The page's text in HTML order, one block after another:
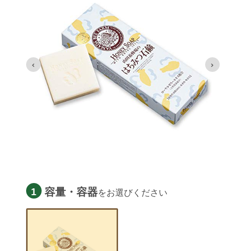
1 容量・容器をお選びください